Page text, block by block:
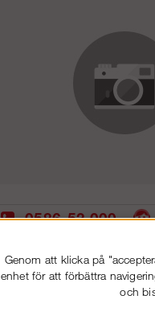
0586-53 000
Genom att klicka på
enhet för att förbättra
och